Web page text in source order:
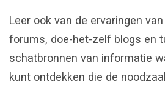
Leer ook van de ervaringen
forums, doe-het-zelf blogs en
schatbronnen van informatie
kunt ontdekken die de